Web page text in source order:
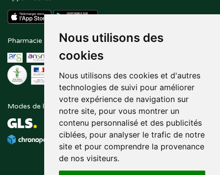
Nous utilisons des
cookies
Nous utilisons des cookies et d'autres
technologies de suivi pour améliorer
votre expérience de navigation sur
notre site, pour vous montrer un
contenu personnalisé et des publicités
ciblées, pour analyser le trafic de notre
site et pour comprendre la provenance
de nos visiteurs.
Pharmacie en ligne agréée Paiement sécurisé
Modes de livraison Suivez-nous sur